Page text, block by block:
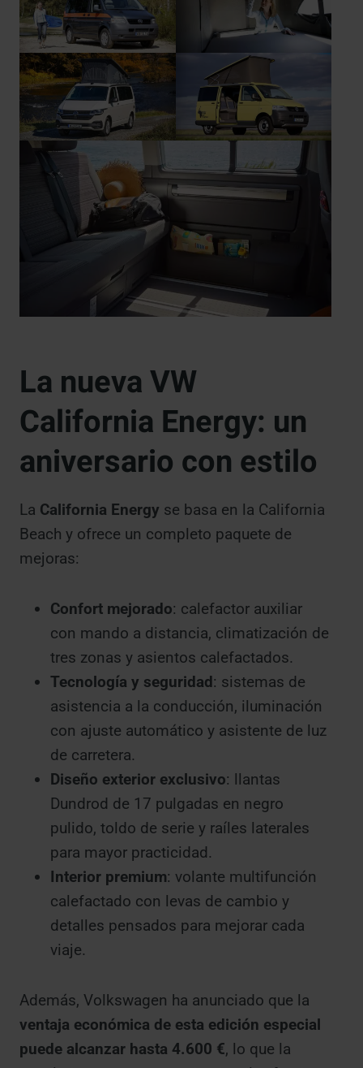
La nueva VW
California Energy: un
aniversario con estilo
La California Energy se basa en la California
Beach y ofrece un completo paquete de
mejoras:
Confort mejorado: calefactor auxiliar
con mando a distancia, climatización de
tres zonas y asientos calefactados.
Tecnología y seguridad: sistemas de
asistencia a la conducción, iluminación
con ajuste automático y asistente de luz
de carretera.
Diseño exterior exclusivo: llantas
Dundrod de 17 pulgadas en negro
pulido, toldo de serie y raíles laterales
para mayor practicidad.
Interior premium: volante multifunción
calefactado con levas de cambio y
detalles pensados para mejorar cada
viaje.
Además, Volkswagen ha anunciado que la
ventaja económica de esta edición especial
puede alcanzar hasta 4.600 €, lo que la